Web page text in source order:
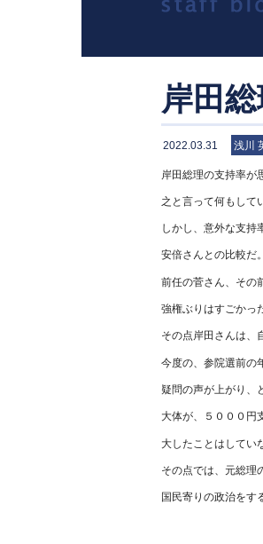
岸田
2022.03.31 浅川
岸田総理の支持率が
之と言って何もして
しかし、意外な支持
安倍さんとの比較だ。
前任の菅さん、その
強権ぶりはすごかっ
その点岸田さんは、
今度の、参院選前の
疑問の声が上がり、
大体が、５０００円
大したことはしてい
その点では、元総理
国民寄りの政治をす